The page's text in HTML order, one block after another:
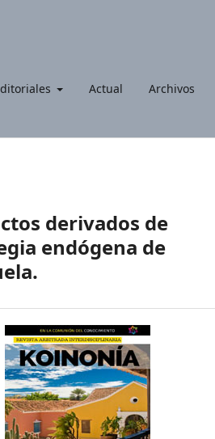
Actual Archivos
derivados de
endógena de